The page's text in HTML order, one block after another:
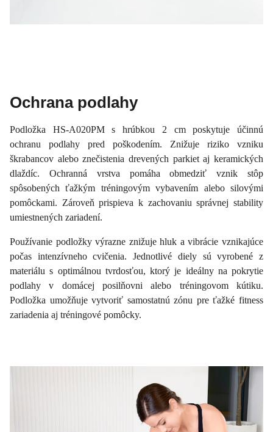
Ochrana podlahy
Podložka HS-A020PM s hrúbkou 2 cm poskytuje účinnú
ochranu podlahy pred poškodením. Znižuje riziko vzniku
škrabancov alebo znečistenia drevených parkiet aj keramických
dlaždíc. Ochranná vrstva pomáha obmedziť vznik stôp
spôsobených ťažkým tréningovým vybavením alebo silovými
pomôckami. Zároveň prispieva k zachovaniu správnej stability
umiestnených zariadení.
Používanie podložky výrazne znižuje hluk a vibrácie vznikajúce
počas intenzívneho cvičenia. Jednotlivé diely sú vyrobené z
materiálu s optimálnou tvrdosťou, ktorý je ideálny na pokrytie
podlahy v domácej posilňovni alebo tréningovom kútiku.
Podložka umožňuje vytvoriť samostatnú zónu pre ťažké fitness
zariadenia aj tréningové pomôcky.